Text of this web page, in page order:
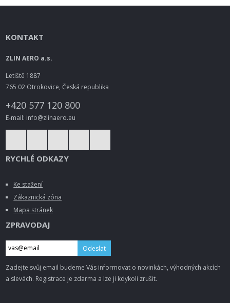
KONTAKT
ZLIN AERO a.s.
Letiště 1887
765 02 Otrokovice, Česká republika
+420 577 120 800
E-mail: info@zlinaero.eu
RYCHLÉ ODKAZY
Ke stažení
Zákaznická zóna
Mapa stránek
ZPRAVODAJ
Odeslat
Zadejte svůj email budeme Vás informovat o novinkách, výhodných akcích
a slevách. Registrace je zdarma a lze ji kdykoli zrušit.